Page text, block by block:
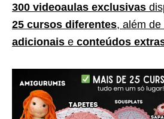
300 videoaulas exclusivas
25 cursos diferentes, além de
adicionais e conteúdos